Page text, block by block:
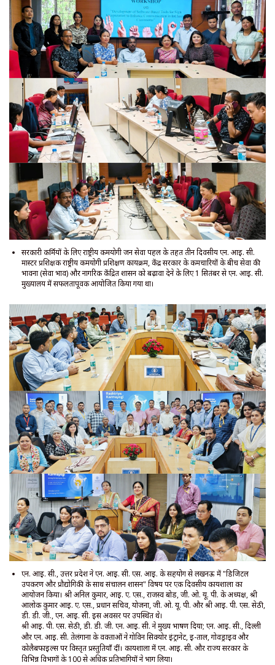
सरकारी कर्मियों के लिए राष्ट्रीय कर्मयोगी जन सेवा पहल के तहत तीन दिवसीय एन. आई. सी.
मास्टर प्रशिक्षक राष्ट्रीय कर्मयोगी प्रशिक्षण कार्यक्रम, केंद्र सरकार के कर्मचारियों के बीच सेवा की
भावना (सेवा भाव) और नागरिक केंद्रित शासन को बढ़ावा देने के लिए 1 सितंबर से एन. आई. सी.
मुख्यालय में सफलतापूर्वक आयोजित किया गया था।
एन. आई. सी., उत्तर प्रदेश ने एन. आई. सी. एस. आई. के सहयोग से लखनऊ में "डिजिटल
उपकरण और प्रौद्योगिकी के साथ संचालन शासन" विषय पर एक दिवसीय कार्यशाला का
आयोजन किया। श्री अनिल कुमार, आई. ए. एस., राजस्व बोर्ड, जी. ओ. यू. पी. के अध्यक्ष, श्री
आलोक कुमार आई. ए. एस., प्रधान सचिव, योजना, जी. ओ. यू. पी. और श्री आई. पी. एस. सेठी,
डी. डी. जी., एन. आई. सी. इस अवसर पर उपस्थित थे।
श्री आई. पी. एस. सेठी, डी. डी. जी. एन. आई. सी. ने मुख्य भाषण दिया; एन. आई. सी., दिल्ली
और एन. आई. सी. तेलंगाना के वक्ताओं ने गोविन सिक्योर इंट्रानेट, ई-ताल, गोवड्राइव और
कोलैबफाइल्स पर विस्तृत प्रस्तुतियाँ दीं। कार्यशाला में एन. आई. सी. और राज्य सरकार के
विभिन्न विभागों के 100 से अधिक प्रतिभागियों ने भाग लिया।